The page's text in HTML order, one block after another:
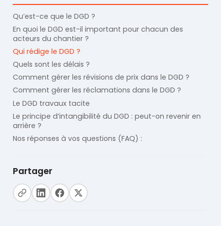
Qu’est-ce que le DGD ?
En quoi le DGD est-il important pour chacun des
acteurs du chantier ?
Qui rédige le DGD ?
Quels sont les délais ?
Comment gérer les révisions de prix dans le DGD ?
Comment gérer les réclamations dans le DGD ?
Le DGD travaux tacite
Le principe d’intangibilité du DGD : peut-on revenir en
arrière ?
Nos réponses à vos questions (FAQ) :
Partager